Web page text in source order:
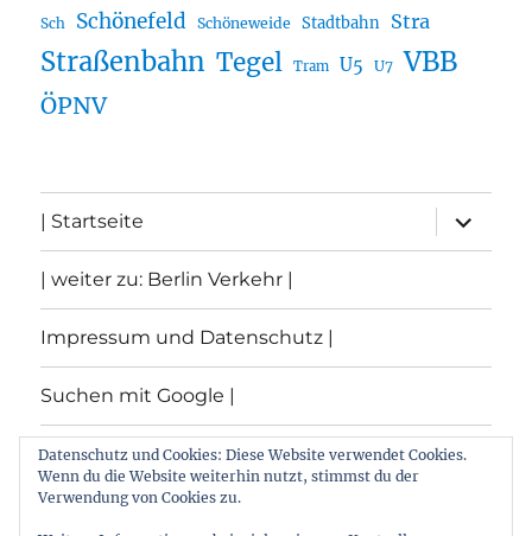
Sch Schönefeld Schöneweide Stadtbahn Stra
Straßenbahn Tegel Tram U5 U7 VBB
ÖPNV
| Startseite
öffnen
| weiter zu: Berlin Verkehr |
Impressum und Datenschutz |
Suchen mit Google |
Themen
Datenschutz und Cookies: Diese Website verwendet Cookies.
Wenn du die Website weiterhin nutzt, stimmst du der
Verwendung von Cookies zu.